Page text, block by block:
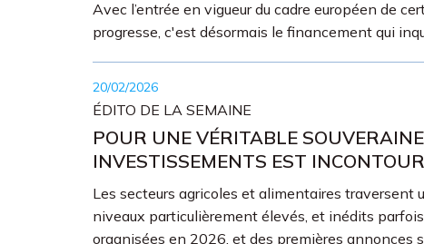
Avec l’entrée en vigueur du cadre européen de
progresse, c'est désormais le financement qui
20/02/2026
ÉDITO DE LA SEMAINE
POUR UNE VÉRITABLE
INVESTISSEMENTS EST
Les secteurs agricoles et alimentaires
niveaux particulièrement élevés, et inédits
organisées en 2026, et des premières annonces